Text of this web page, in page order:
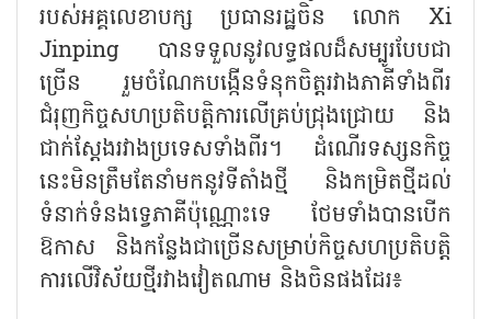
របស់អគ្គលេខាបក្ស ប្រធានរដ្ឋចិន លោក Xi
Jinping បានទទួលនូវលទ្ធផលដ៏សម្បូរបែបជា
ច្រើន រួមចំណែកបង្កើនទំនុកចិត្តរវាងភាគីទាំងពីរ
ជំរុញកិច្ចសហប្រតិបត្តិការលើគ្រប់ជ្រុងជ្រោយ និង
ជាក់ស្តែងរវាងប្រទេសទាំងពីរ។ ដំណើរទស្សនកិច្ច
នេះមិនត្រឹមតែនាំមកនូវទីតាំងថ្មី និងកម្រិតថ្មីដល់
ទំនាក់ទំនងទ្វេភាគីប៉ុណ្ណោះទេ ថែមទាំងបានបើក
ឱកាស និងកន្លែងជាច្រើនសម្រាប់កិច្ចសហប្រតិបត្តិ
ការលើវិស័យថ្មីរវាងវៀតណាម និងចិនផងដែរ៖